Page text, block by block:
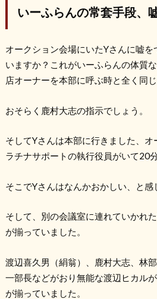
いーふらんの常套手段、
オークション会場にいたYさんに嘘
いますか？これがいーふらんの体質
店オーナーを本部に呼ぶ時と全く同じ
おそらく鹿村大志の指示でしょう。
そしてYさんは本部に行きました、
ラチナサポートの執行役員がいて20
そこでYさんはなんかおかしい、と感
そして、別の会議室に連れていかれ
が揃っていました。
渡辺喜久男（絹翁）、鹿村大志、林
一部長などがおり無能な渡辺ヒカル
が揃っていました。